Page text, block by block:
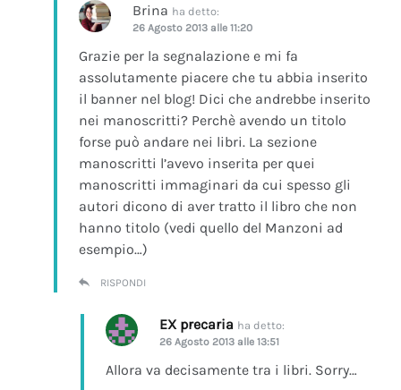
Brina ha detto:
26 Agosto 2013 alle 11:20
Grazie per la segnalazione e mi fa
assolutamente piacere che tu abbia inserito
il banner nel blog! Dici che andrebbe inserito
nei manoscritti? Perchè avendo un titolo
forse può andare nei libri. La sezione
manoscritti l’avevo inserita per quei
manoscritti immaginari da cui spesso gli
autori dicono di aver tratto il libro che non
hanno titolo (vedi quello del Manzoni ad
esempio…)
RISPONDI
EX precaria ha detto:
26 Agosto 2013 alle 13:51
Allora va decisamente tra i libri. Sorry…